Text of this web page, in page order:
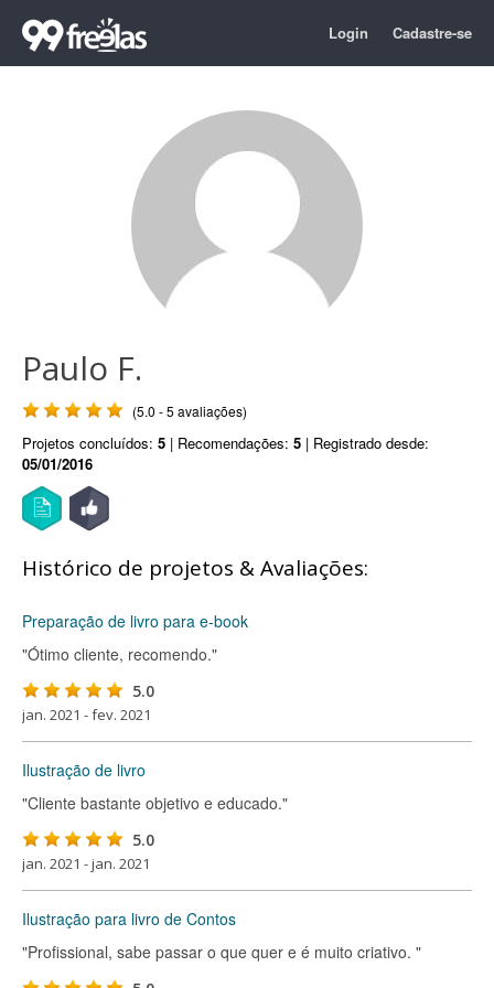
Login Cadastre-se
Paulo F.
(5.0 - 5 avaliações)
Projetos concluídos: 5 | Recomendações: 5 | Registrado desde:
05/01/2016
Histórico de projetos & Avaliações:
Preparação de livro para e-book
"Ótimo cliente, recomendo."
5.0
jan. 2021 - fev. 2021
Ilustração de livro
"Cliente bastante objetivo e educado."
5.0
jan. 2021 - jan. 2021
Ilustração para livro de Contos
"Profissional, sabe passar o que quer e é muito criativo. "